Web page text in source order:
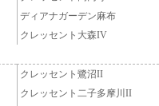
ディアナガーデン麻布
クレッセント大森IV
クレッセント鷺沼II
クレッセント二子多摩川II